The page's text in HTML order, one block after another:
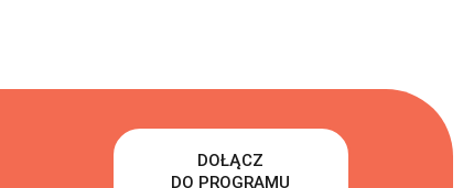
DOŁĄCZ
DO PROGRAMU